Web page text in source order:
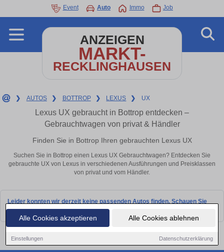
Alle Cookies akzeptieren Alle Cookies ablehnen
Einstellungen Datenschutzerklärung
Event Auto Immo Job
ANZEIGEN
MARKT-
RECKLINGHAUSEN
❯ AUTOS ❯ BOTTROP ❯ LEXUS ❯ UX
Lexus UX gebraucht in Bottrop entdecken –
Gebrauchtwagen von privat & Händler
Finden Sie in Bottrop Ihren gebrauchten Lexus UX
Suchen Sie in Bottrop einen Lexus UX Gebrauchtwagen? Entdecken Sie
gebrauchte UX von Lexus in verschiedenen Ausführungen und Preisklassen
von privat und vom Händler.
Leider konnten wir derzeit keine passenden Autos finden. Schauen Sie
bald wieder vorbei!